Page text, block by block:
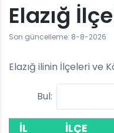
Elazığ
Son güncelleme: 8-8-2026
Elazığ ilinin İlçeleri ve
Bul:
İL İLÇE